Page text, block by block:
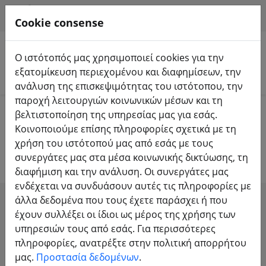
Αναζήτηση προϊόντων
Home Προπέλα προπέλα 5 ιντσών
προπέλα 5 ιντσών
SHOW FILTERS
Cookie consense
Ο ιστότοπός μας χρησιμοποιεί cookies για την
εξατομίκευση περιεχομένου και διαφημίσεων, την
ανάλυση της επισκεψιμότητας του ιστότοπου, την
παροχή λειτουργιών κοινωνικών μέσων και τη
βελτιστοποίηση της υπηρεσίας μας για εσάς.
Κοινοποιούμε επίσης πληροφορίες σχετικά με τη
χρήση του ιστότοπού μας από εσάς με τους
συνεργάτες μας στα μέσα κοινωνικής δικτύωσης, τη
διαφήμιση και την ανάλυση. Οι συνεργάτες μας
ενδέχεται να συνδυάσουν αυτές τις πληροφορίες με
άλλα δεδομένα που τους έχετε παράσχει ή που
έχουν συλλέξει οι ίδιοι ως μέρος της χρήσης των
υπηρεσιών τους από εσάς. Για περισσότερες
πληροφορίες, ανατρέξτε στην πολιτική απορρήτου
μας. Προστασία δεδομένων.